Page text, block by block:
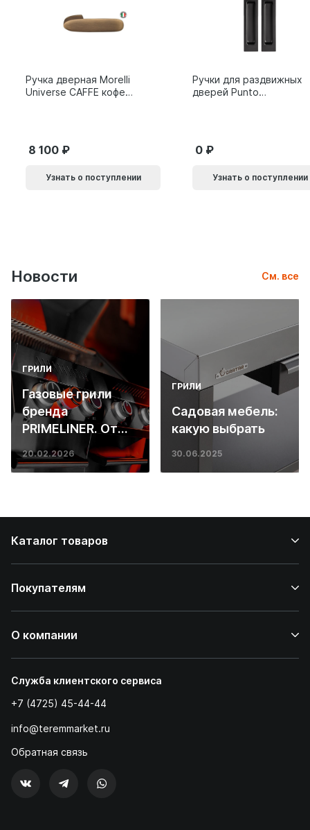
Ручка дверная Morelli
Universe CAFFE кофе
8 100
Узнать о поступлении
Ручки для раздвижных
дверей Punto
0
Узнать о поступлении
Новости См. все
ГРИЛИ
Газовые грили
бренда
PRIMELINER. От
основ инженерии
до ресторанных
20.02.2026
ГРИЛИ
Садовая мебель:
какую выбрать
30.06.2025
Каталог товаров
Покупателям
О компании
Служба клиентского сервиса
+7 (4725) 45-44-44
info@teremmarket.ru
Обратная связь